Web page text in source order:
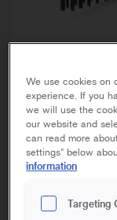
2-radig
Stålborste med
We use cookies on
experience. If you
we will use the
our website and
can read more
settings" below
information
Targeting